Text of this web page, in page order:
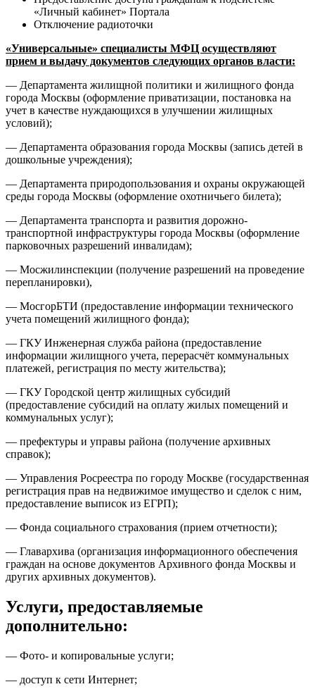
«Личный кабинет» Портала
Отключение радиоточки
«Универсальные» специалисты МФЦ осуществляют
прием и выдачу документов следующих органов власти:
— Департамента жилищной политики и жилищного фонда
города Москвы (оформление приватизации, постановка на
учет в качестве нуждающихся в улучшении жилищных
условий);
— Департамента образования города Москвы (запись детей в
дошкольные учреждения);
— Департамента природопользования и охраны окружающей
среды города Москвы (оформление охотничьего билета);
— Департамента транспорта и развития дорожно-
транспортной инфраструктуры города Москвы (оформление
парковочных разрешений инвалидам);
— Мосжилинспекции (получение разрешений на проведение
перепланировки),
— МосгорБТИ (предоставление информации технического
учета помещений жилищного фонда);
— ГКУ Инженерная служба района (предоставление
информации жилищного учета, перерасчёт коммунальных
платежей, регистрация по месту жительства);
— ГКУ Городской центр жилищных субсидий
(предоставление субсидий на оплату жилых помещений и
коммунальных услуг);
— префектуры и управы района (получение архивных
справок);
— Управления Росреестра по городу Москве (государственная
регистрация прав на недвижимое имущество и сделок с ним,
предоставление выписок из ЕГРП);
— Фонда социального страхования (прием отчетности);
— Главархива (организация информационного обеспечения
граждан на основе документов Архивного фонда Москвы и
других архивных документов).
Услуги, предоставляемые
дополнительно:
— Фото- и копировальные услуги;
— доступ к сети Интернет;